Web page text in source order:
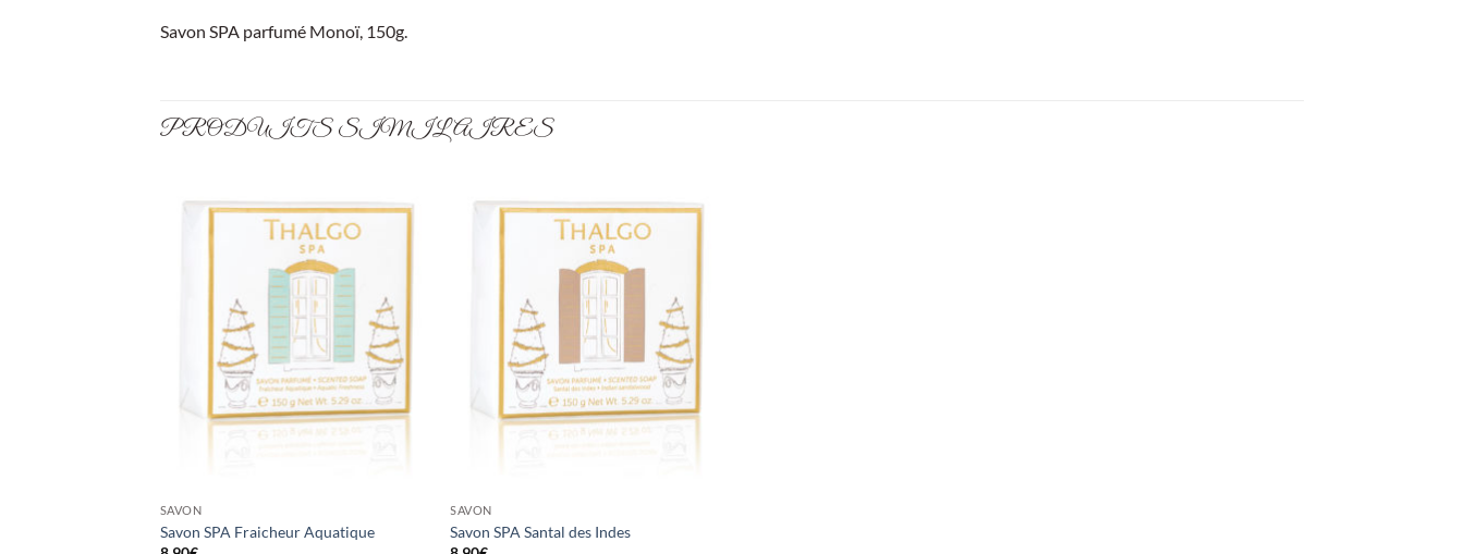
Savon SPA parfumé Monoï, 150g.
PRODUITS SIMILAIRES
SAVON
Savon SPA Fraicheur Aquatique
SAVON
Savon SPA Santal des Indes